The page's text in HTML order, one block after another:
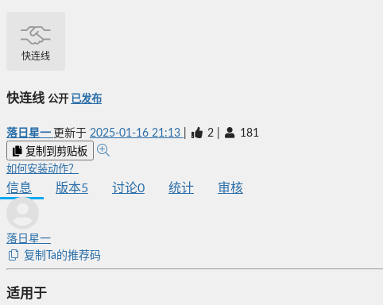
快连线
快连线 公开 已发布
落日星一 更新于 2025-01-16 21:13 2 181
复制到剪贴板
如何安装动作？
信息 版本5 讨论0 统计 审核
落日星一
复制Ta的推荐码
适用于